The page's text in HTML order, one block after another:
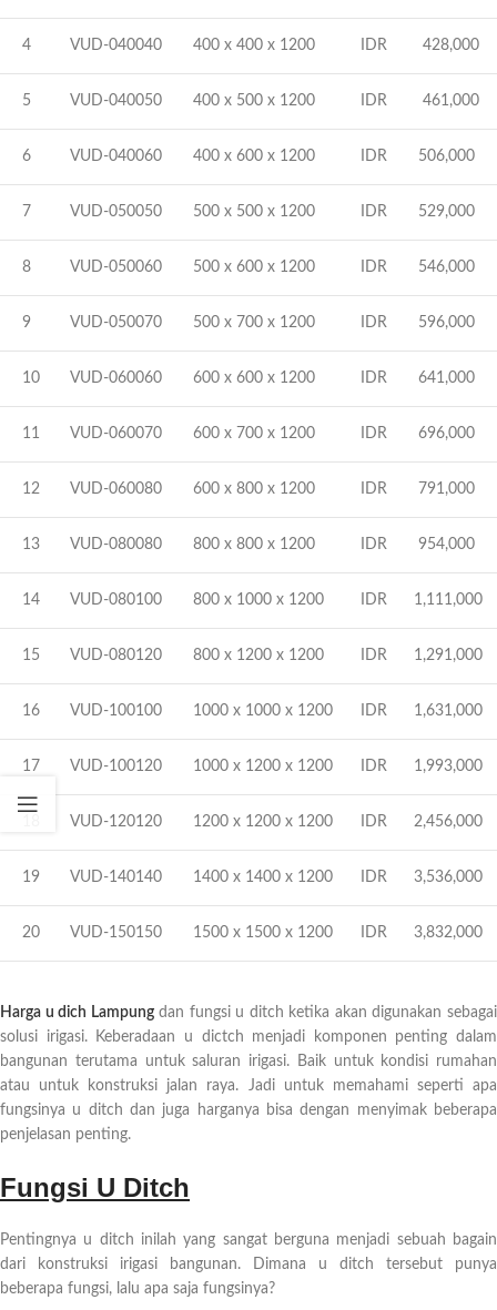
4 VUD-040040 400 x 400 x 1200 IDR 428,000
5 VUD-040050 400 x 500 x 1200 IDR 461,000
6 VUD-040060 400 x 600 x 1200 IDR 506,000
7 VUD-050050 500 x 500 x 1200 IDR 529,000
8 VUD-050060 500 x 600 x 1200 IDR 546,000
9 VUD-050070 500 x 700 x 1200 IDR 596,000
10 VUD-060060 600 x 600 x 1200 IDR 641,000
11 VUD-060070 600 x 700 x 1200 IDR 696,000
12 VUD-060080 600 x 800 x 1200 IDR 791,000
13 VUD-080080 800 x 800 x 1200 IDR 954,000
14 VUD-080100 800 x 1000 x 1200 IDR 1,111,000
15 VUD-080120 800 x 1200 x 1200 IDR 1,291,000
16 VUD-100100 1000 x 1000 x 1200 IDR 1,631,000
17 VUD-100120 1000 x 1200 x 1200 IDR 1,993,000
VUD-120120 1200 x 1200 x 1200 IDR 2,456,000
19 VUD-140140 1400 x 1400 x 1200 IDR 3,536,000
20 VUD-150150 1500 x 1500 x 1200 IDR 3,832,000
Harga u dich Lampungdan fungsi u ditch ketika akan digunakan sebagai
solusi irigasi. Keberadaan u dictch menjadi komponen penting dalam
bangunan terutama untuk saluran irigasi. Baik untuk kondisi rumahan
atau untuk konstruksi jalan raya. Jadi untuk memahami seperti apa
fungsinya u ditch dan juga harganya bisa dengan menyimak beberapa
penjelasan penting.
Fungsi U Ditch
Pentingnya u ditch inilah yang sangat berguna menjadi sebuah bagain
dari konstruksi irigasi bangunan. Dimana u ditch tersebut punya
beberapa fungsi, lalu apa saja fungsinya?